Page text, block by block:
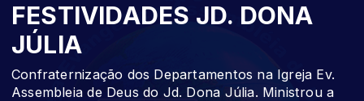
FESTIVIDADES JD. DONA
JÚLIA
Confraternização dos Departamentos na Igreja Ev.
Assembleia de Deus do Jd. Dona Júlia. Ministrou a